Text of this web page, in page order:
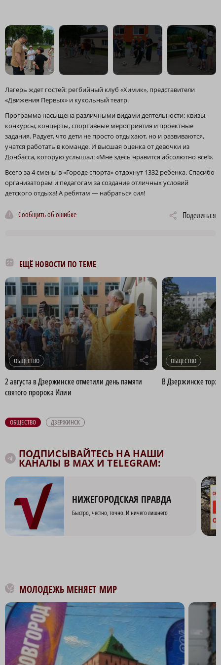
Лагерь ждет гостей: регбийный клуб «Химик», представители
«Движения Первых» и кукольный театр.
Программа насыщена различными видами деятельности: квизы,
конкурсы, концерты, спортивные мероприятия и проектные
задания. Радует, что дети не просто отдыхают, но и развиваются,
учатся работать в команде. И высшая оценка от девочки из
Донбасса, которую услышал: «Мне здесь нравится абсолютно все!».
Всего за 4 смены в «Городе спорта» отдохнут 1332 ребенка. Спасибо
организаторам и педагогам за создание отличных условий
детского отдыха! А ребятам — набраться сил!
Сообщить об ошибке Поделиться
ЕЩЁ НОВОСТИ ПО ТЕМЕ
ОБЩЕСТВО r
2 августа в Дзержинске отметили день памяти
святого пророка Илии
ОБЩЕСТВО
В Дзержинске
ОБЩЕСТВО ДЗЕРЖИНСК
ПОДПИСЫВАЙТЕСЬ НА НАШИ
КАНАЛЫ В MAX И TELEGRAM:
НИЖЕГОРОДСКАЯ ПРАВДА
Быстро, честно, точно. И ничего лишнего
МОЛОДЕЖЬ МЕНЯЕТ МИР